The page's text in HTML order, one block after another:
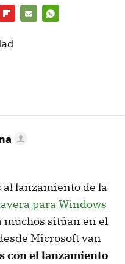
al lanzamiento de la
para Windows
muchos sitúan en el
Microsoft van
con el lanzamiento